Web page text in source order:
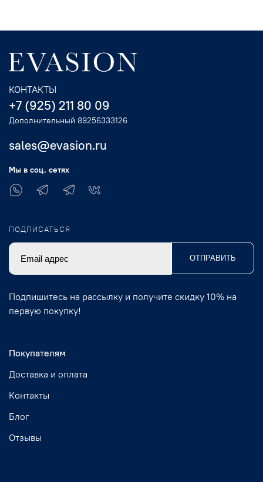
Покупателям
Доставка и оплата
Контакты
Блог
Отзывы
КОНТАКТЫ
+7 (925) 211 80 09
Дополнительный 89256333126
sales@evasion.ru
Мы в соц. сетях
ПОДПИСАТЬСЯ
ОТПРАВИТЬ
Подпишитесь на рассылку и получите скидку 10% на
первую покупку!